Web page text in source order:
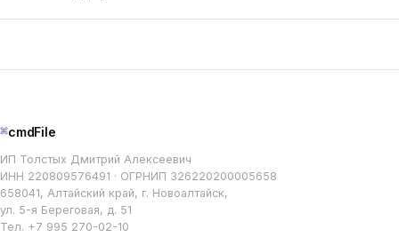
⌘cmdFile
ИП Толстых Дмитрий Алексеевич
ИНН 220809576491 · ОГРНИП 326220200005658
658041, Алтайский край, г. Новоалтайск,
ул. 5-я Береговая, д. 51
Тел. +7 995 270-02-10